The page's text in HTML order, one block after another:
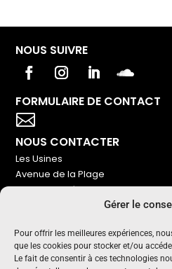
Gérer le
Pour offrir les meilleures expériences,
que les cookies pour stocker et/ou
Le fait de consentir à ces technologies
NOUS SUIVRE
FORMULAIRE DE CONTACT

NOUS CONTACTER
Les Usines
Avenue de la Plage
86240 Ligugé
NOUS SOUTENIR
Pour maintenir un média